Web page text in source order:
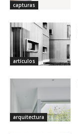
capturas
artículos
arquitectura